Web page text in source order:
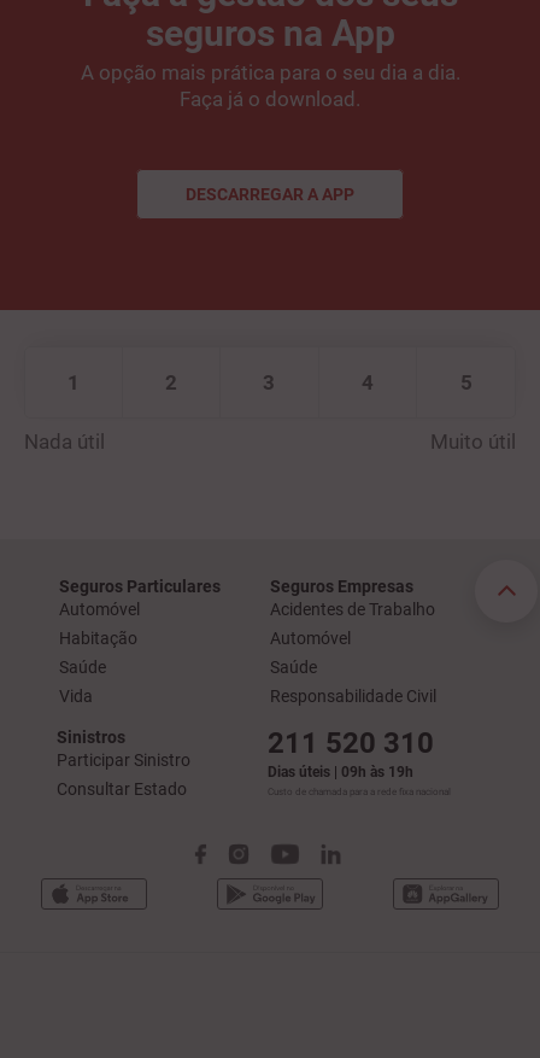
seguros na App
A opção mais prática para o seu dia a dia.
Faça já o download.
DESCARREGAR A APP
Nada útil
1 2 3 4 5
Muito útil
Seguros Particulares
Automóvel
Habitação
Saúde
Vida
Seguros Empresas
Acidentes de Trabalho
Automóvel
Saúde
Responsabilidade Civil
Sinistros
Participar Sinistro
Consultar Estado
211 520 310
Dias úteis | 09h às 19h
Custo de chamada para a rede fixa nacional